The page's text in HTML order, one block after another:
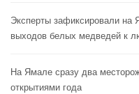
Эксперты зафиксировали на
выходов белых медведей к
На Ямале сразу два
открытиями года